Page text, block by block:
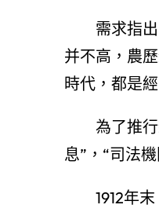
需求指
并不高，農
時代，都是
為了推
息”，“司法
1912年